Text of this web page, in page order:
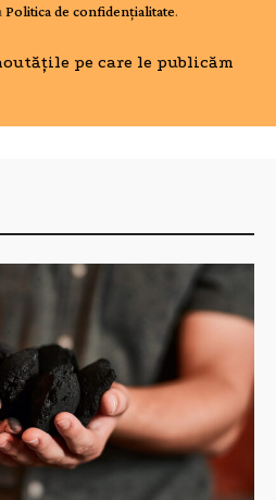
Politica de confidențialitate.
pe care le publicăm